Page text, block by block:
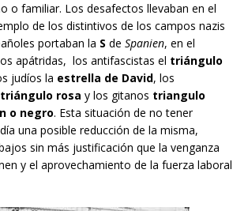
o familiar. Los desafectos llevaban en el
de los distintivos de los campos nazis
portaban la S de Spanien, en el
apátridas, los antifascistas el triángulo
judíos la estrella de David, los
triángulo rosa y los gitanos triangulo
o negro. Esta situación de no tener
una posible reducción de la misma,
sin más justificación que la venganza
y el aprovechamiento de la fuerza laboral